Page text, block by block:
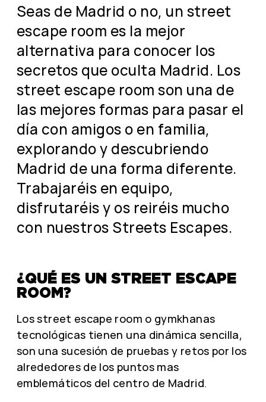
Seas de Madrid o no, un street
escape room es la mejor
alternativa para conocer los
secretos que oculta Madrid. Los
street escape room son una de
las mejores formas para pasar el
día con amigos o en familia,
explorando y descubriendo
Madrid de una forma diferente.
Trabajaréis en equipo,
disfrutaréis y os reiréis mucho
con nuestros Streets Escapes.
¿QUÉ ES UN STREET ESCAPE
ROOM?
Los street escape room o gymkhanas
tecnológicas tienen una dinámica sencilla,
son una sucesión de pruebas y retos por los
alrededores de los puntos mas
emblemáticos del centro de Madrid.